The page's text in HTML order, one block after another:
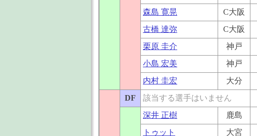
森島 寛晃
C大阪
古橋 達弥
C大阪
栗原 圭介
神戸
小島 宏美
神戸
内村 圭宏
大分
DF 該当する選手はいません
深井 正樹 鹿島
トゥット
大宮